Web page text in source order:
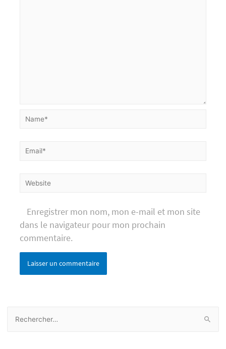
Name*
Email*
Website
Enregistrer mon nom, mon e-mail et mon site
dans le navigateur pour mon prochain
commentaire.